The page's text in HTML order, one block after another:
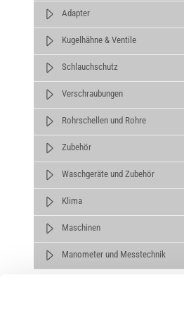
Adapter
Kugelhähne & Ventile
Schlauchschutz
Verschraubungen
Rohrschellen und Rohre
Zubehör
Waschgeräte und Zubehör
Klima
Maschinen
Manometer und Messtechnik